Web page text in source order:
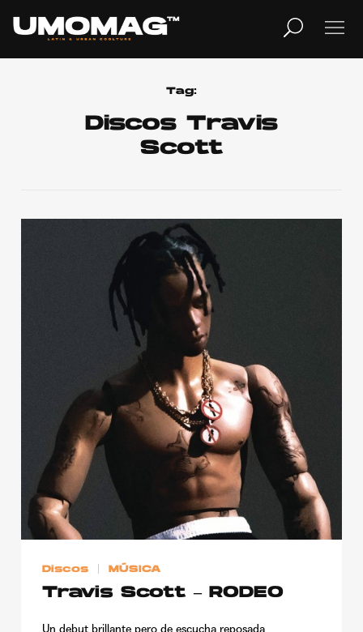
TV
Home
Cover Story
Publicidad
Contacto
Aviso Legal
© 2015-2022 UMOMAG. PROPIEDAD DE UMO agency. TODOS LOS
DERECHOS RESERVADOS.
Tag:
Discos Travis
Scott
Discos MÚSICA
Travis Scott – RODEO
Un debut brillante pero de escucha reposada